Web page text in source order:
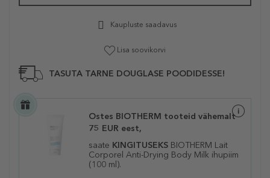
Kaupluste saadavus
Lisa soovikorvi
TASUTA TARNE DOUGLASE POODIDESSE!
Ostes BIOTHERM tooteid vähemalt
75 EUR eest,
saate KINGITUSEKS BIOTHERM Lait
Corporel Anti-Drying Body Milk ihupiim
(100 ml).